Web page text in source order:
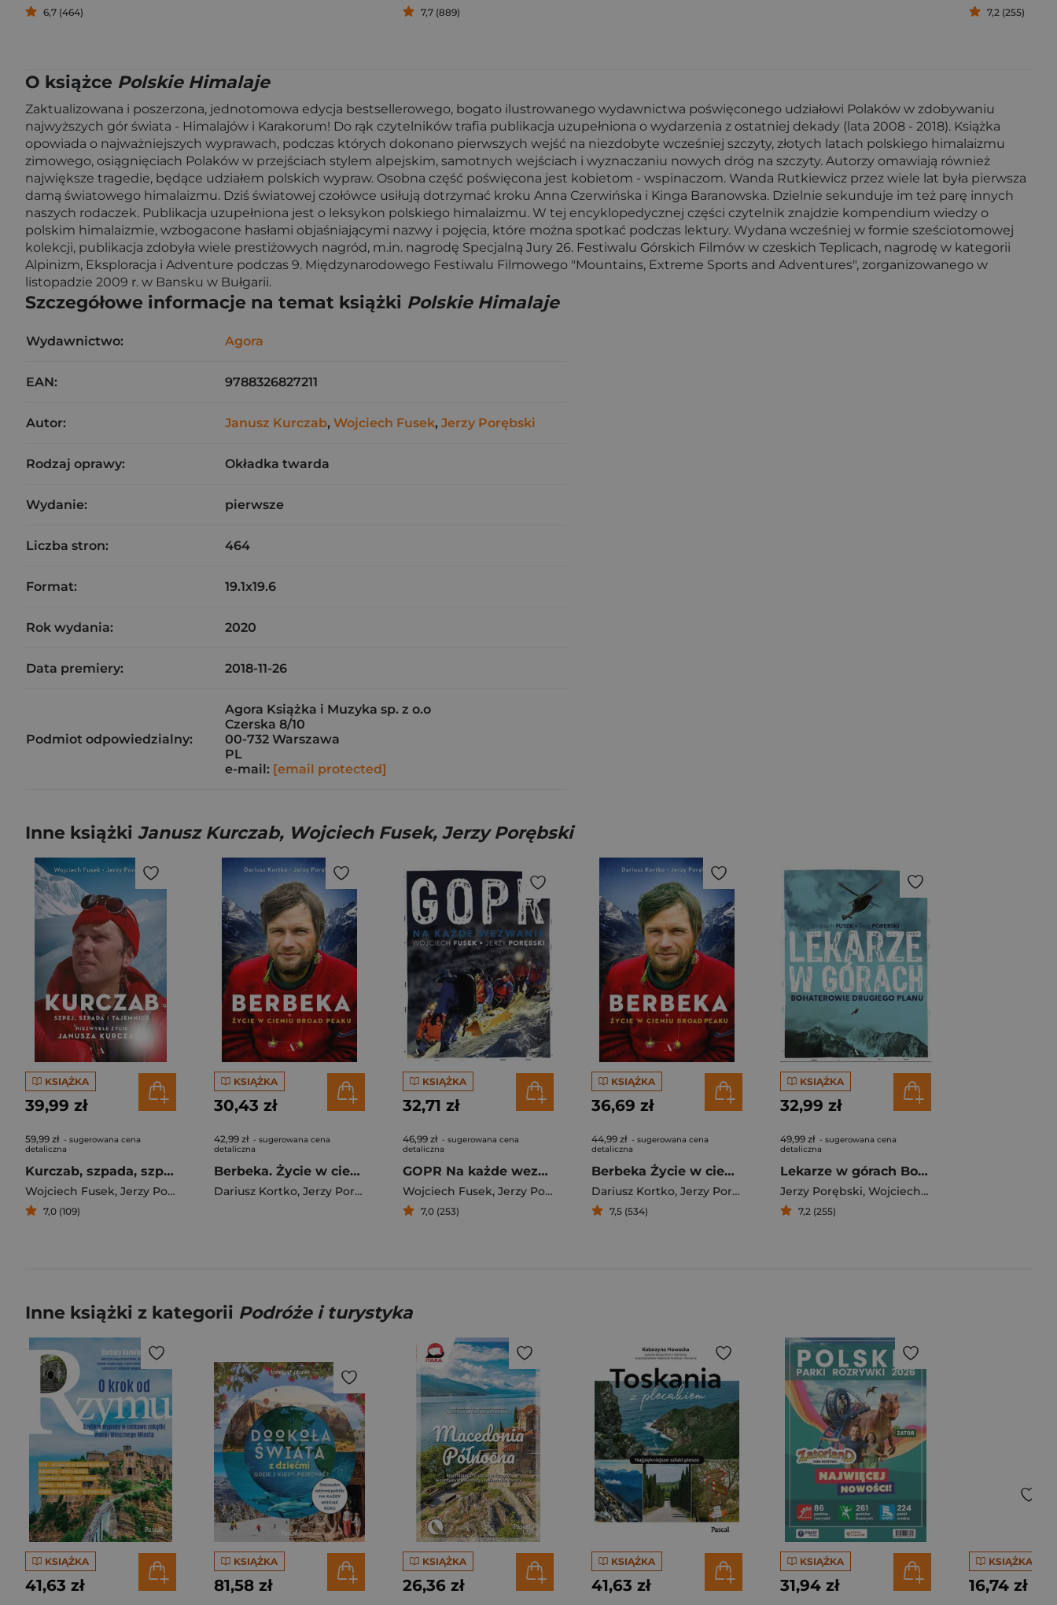
6,7 (464) 7,7 (889) 7,2 (255)
O książce Polskie Himalaje
Zaktualizowana i poszerzona, jednotomowa edycja bestsellerowego, bogato ilustrowanego wydawnictwa poświęconego udziałowi Polaków w zdobywaniu
najwyższych gór świata - Himalajów i Karakorum! Do rąk czytelników trafia publikacja uzupełniona o wydarzenia z ostatniej dekady (lata 2008 - 2018). Książka
opowiada o najważniejszych wyprawach, podczas których dokonano pierwszych wejść na niezdobyte wcześniej szczyty, złotych latach polskiego himalaizmu
zimowego, osiągnięciach Polaków w przejściach stylem alpejskim, samotnych wejściach i wyznaczaniu nowych dróg na szczyty. Autorzy omawiają również
największe tragedie, będące udziałem polskich wypraw. Osobna część poświęcona jest kobietom - wspinaczom. Wanda Rutkiewicz przez wiele lat była pierwsza
damą światowego himalaizmu. Dziś światowej czołówce usiłują dotrzymać kroku Anna Czerwińska i Kinga Baranowska. Dzielnie sekunduje im też parę innych
naszych rodaczek. Publikacja uzupełniona jest o leksykon polskiego himalaizmu. W tej encyklopedycznej części czytelnik znajdzie kompendium wiedzy o
polskim himalaizmie, wzbogacone hasłami objaśniającymi nazwy i pojęcia, które można spotkać podczas lektury. Wydana wcześniej w formie sześciotomowej
kolekcji, publikacja zdobyła wiele prestiżowych nagród, m.in. nagrodę Specjalną Jury 26. Festiwalu Górskich Filmów w czeskich Teplicach, nagrodę w kategorii
Alpinizm, Eksploracja i Adventure podczas 9. Międzynarodowego Festiwalu Filmowego "Mountains, Extreme Sports and Adventures", zorganizowanego w
listopadzie 2009 r. w Bansku w Bułgarii.
Szczegółowe informacje na temat książki Polskie Himalaje
Wydawnictwo: Agora
EAN: 9788326827211
Autor: Janusz Kurczab, Wojciech Fusek, Jerzy Porębski
Rodzaj oprawy: Okładka twarda
Wydanie: pierwsze
Liczba stron: 464
Format: 19.1x19.6
Rok wydania: 2020
Data premiery: 2018-11-26
Podmiot odpowiedzialny:
Agora Książka i Muzyka sp. z o.o
Czerska 8/10
00-732 Warszawa
PL
e-mail: [email protected]
Inne książki Janusz Kurczab, Wojciech Fusek, Jerzy Porębski
KSIĄŻKA
39,99 zł
59,99 zł - sugerowana cena
detaliczna
Kurczab, szpada, szpej i tajemnice. Niezwykłe życie Janusza Kurczaba
Wojciech Fusek, Jerzy Porębski
7,0 (109)
KSIĄŻKA
30,43 zł
42,99 zł - sugerowana cena
detaliczna
Berbeka. Życie w cieniu Broad Peaku
Dariusz Kortko, Jerzy Porębski
KSIĄŻKA
32,71 zł
46,99 zł - sugerowana cena
detaliczna
GOPR Na każde wezwanie
Wojciech Fusek, Jerzy Porębski
7,0 (253)
KSIĄŻKA
36,69 zł
44,99 zł - sugerowana cena
detaliczna
Berbeka Życie w cieniu Broad Peaku
Dariusz Kortko, Jerzy Porębski
7,5 (534)
KSIĄŻKA
32,99 zł
49,99 zł - sugerowana cena
detaliczna
Lekarze w górach Bohaterowie drugiego planu
Jerzy Porębski, Wojciech Fusek
7,2 (255)
Inne książki z kategorii Podróże i turystyka
KSIĄŻKA
41,63 zł
KSIĄŻKA
81,58 zł
KSIĄŻKA
26,36 zł
KSIĄŻKA
41,63 zł
KSIĄŻKA
31,94 zł
KSIĄŻKA
16,74 zł